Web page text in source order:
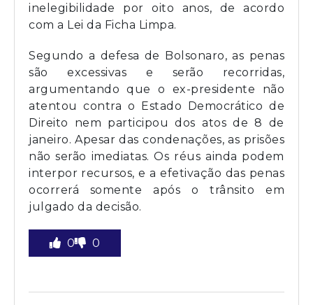
inelegibilidade por oito anos, de acordo
com a Lei da Ficha Limpa.
Segundo a defesa de Bolsonaro, as penas
são excessivas e serão recorridas,
argumentando que o ex-presidente não
atentou contra o Estado Democrático de
Direito nem participou dos atos de 8 de
janeiro. Apesar das condenações, as prisões
não serão imediatas. Os réus ainda podem
interpor recursos, e a efetivação das penas
ocorrerá somente após o trânsito em
julgado da decisão.
0 0